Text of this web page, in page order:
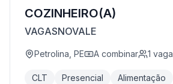
COZINHEIRO(A)
VAGASNOVALE
Petrolina, PE A combinar 1 vaga
CLT Presencial Alimentação